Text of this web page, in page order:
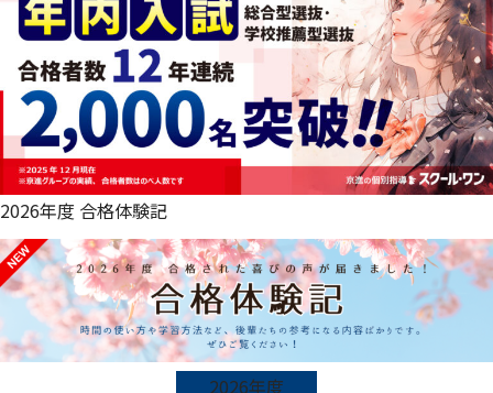
2026年度 合格体験記
2026年度